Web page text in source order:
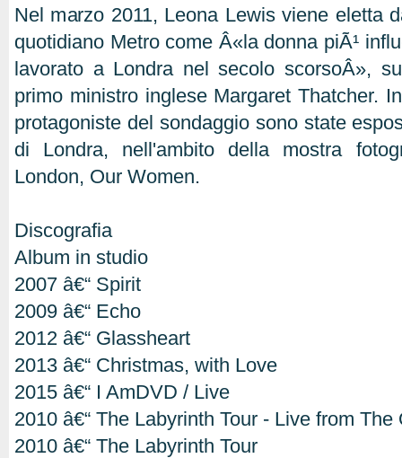
Nel marzo 2011, Leona Lewis viene eletta
quotidiano Metro come Â«la donna piÃ¹
lavorato a Londra nel secolo scorsoÂ»,
primo ministro inglese Margaret Thatcher.
protagoniste del sondaggio sono state
di Londra, nell'ambito della mostra
London, Our Women.
Discografia
Album in studio
2007 â€“ Spirit
2009 â€“ Echo
2012 â€“ Glassheart
2013 â€“ Christmas, with Love
2015 â€“ I AmDVD / Live
2010 â€“ The Labyrinth Tour - Live from The
2010 â€“ The Labyrinth Tour